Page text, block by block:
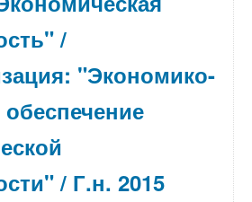
/
"Экономико-
/ Г.н. 2015